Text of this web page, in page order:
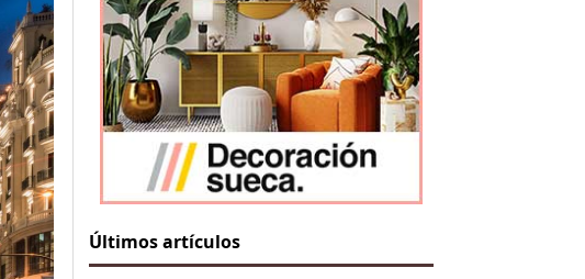
Últimos artículos